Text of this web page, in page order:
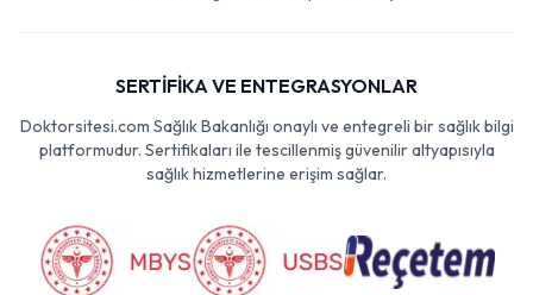
SERTİFİKA VE ENTEGRASYONLAR
Doktorsitesi.com Sağlık Bakanlığı onaylı ve entegreli bir sağlık bilgi
platformudur. Sertifikaları ile tescillenmiş güvenilir altyapısıyla
sağlık hizmetlerine erişim sağlar.